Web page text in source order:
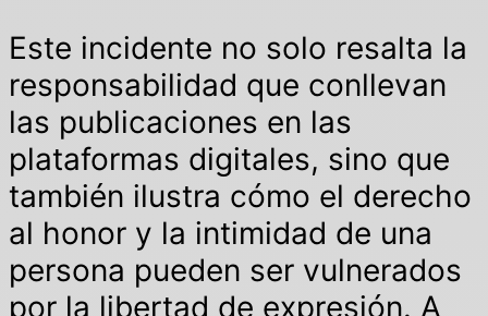
Este incidente no solo resalta la
responsabilidad que conllevan
las publicaciones en las
plataformas digitales, sino que
también ilustra cómo el derecho
al honor y la intimidad de una
persona pueden ser vulnerados
por la libertad de expresión. A